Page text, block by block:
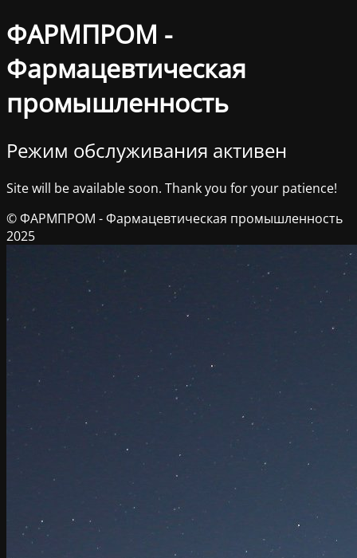
ФАРМПРОМ -
Фармацевтическая
промышленность
Режим обслуживания активен
Site will be available soon. Thank you for your patience!
© ФАРМПРОМ - Фармацевтическая промышленность
2025